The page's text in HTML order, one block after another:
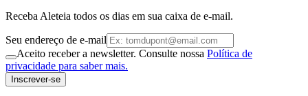
Receba Aleteia todos os dias em sua caixa de e-mail.
Seu endereço de e-mail
Aceito receber a newsletter. Consulte nossa Política de
privacidade para saber mais.
Inscrever-se